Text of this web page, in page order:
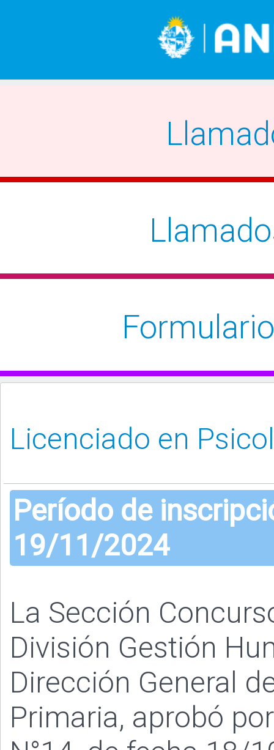
Período de
19/11/2024
La Sección
División Gestión
Dirección General
Primaria, aprobó